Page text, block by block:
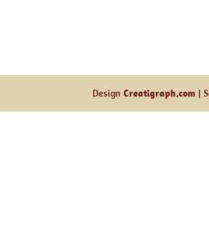
DesignCreatigraph.com |